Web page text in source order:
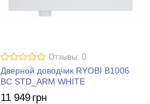
Отзывы: 0
Дверной доводчик RYOBI B1006
BC STD_ARM WHITE
11 949 грн